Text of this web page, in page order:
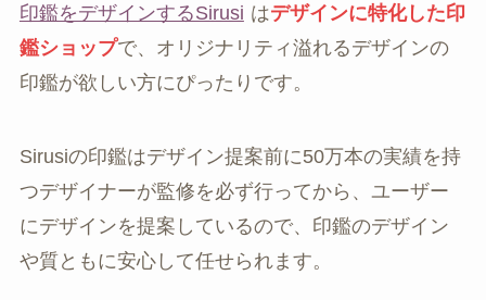
印鑑をデザインするSirusi はデザインに特化した印
鑑ショップで、オリジナリティ溢れるデザインの
印鑑が欲しい方にぴったりです。
Sirusiの印鑑はデザイン提案前に50万本の実績を持
つデザイナーが監修を必ず行ってから、ユーザー
にデザインを提案しているので、印鑑のデザイン
や質ともに安心して任せられます。